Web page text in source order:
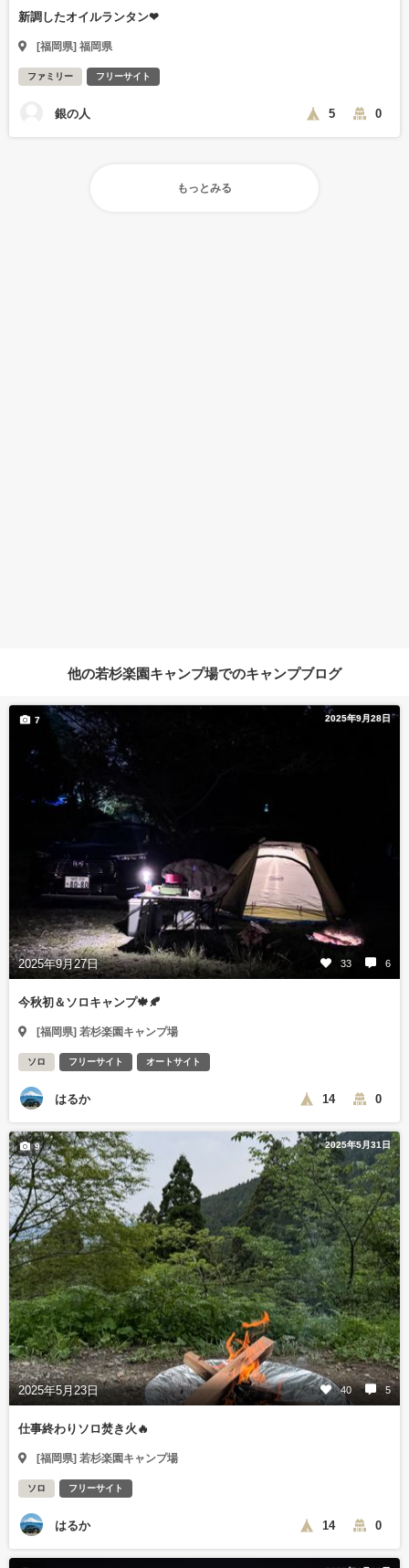
新調したオイルランタン❤
[福岡県] 福岡県
ファミリー フリーサイト
銀の人 5 0
もっとみる
他の若杉楽園キャンプ場でのキャンプブログ
2025年9月28日
2025年9月27日 33 6
7
今秋初＆ソロキャンプ🍁🍂
[福岡県] 若杉楽園キャンプ場
ソロ フリーサイト オートサイト
はるか 14 0
2025年5月31日
2025年5月23日 40 5
9
仕事終わりソロ焚き火🔥
[福岡県] 若杉楽園キャンプ場
ソロ フリーサイト
はるか 14 0